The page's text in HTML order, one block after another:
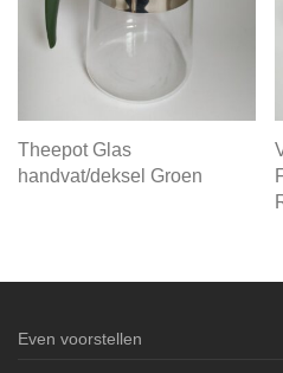
Theepot Glas
handvat/deksel Groen
Even voorstellen